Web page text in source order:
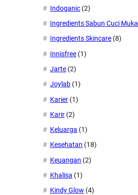
Indoganic (2)
Ingredients Sabun Cuci Muka
Ingredients Skincare (8)
Innisfree (1)
Jarte (2)
Joylab (1)
Karier (1)
Karir (2)
Keluarga (1)
Kesehatan (18)
Keuangan (2)
Khalisa (1)
Kindy Glow (4)